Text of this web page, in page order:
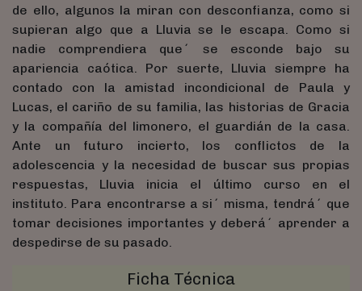
de ello, algunos la miran con desconfianza, como si
supieran algo que a Lluvia se le escapa. Como si
nadie comprendiera que´ se esconde bajo su
apariencia caótica. Por suerte, Lluvia siempre ha
contado con la amistad incondicional de Paula y
Lucas, el cariño de su familia, las historias de Gracia
y la compañía del limonero, el guardián de la casa.
Ante un futuro incierto, los conflictos de la
adolescencia y la necesidad de buscar sus propias
respuestas, Lluvia inicia el último curso en el
instituto. Para encontrarse a si´ misma, tendrá´ que
tomar decisiones importantes y deberá´ aprender a
despedirse de su pasado.
Ficha Técnica